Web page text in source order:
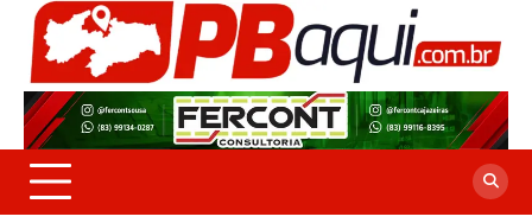
Skip
content